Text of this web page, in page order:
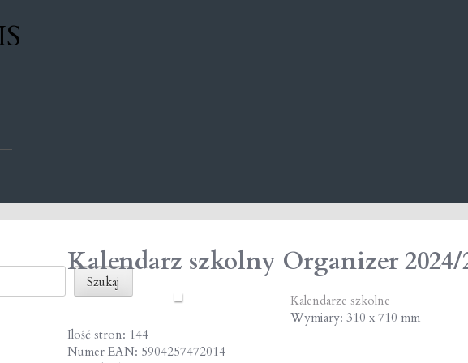
Szukaj
Kalendarz szkolny Organizer 2024/
Kalendarze szkolne
Wymiary: 310 x 710 mm
Ilość stron: 144
Numer EAN: 5904257472014